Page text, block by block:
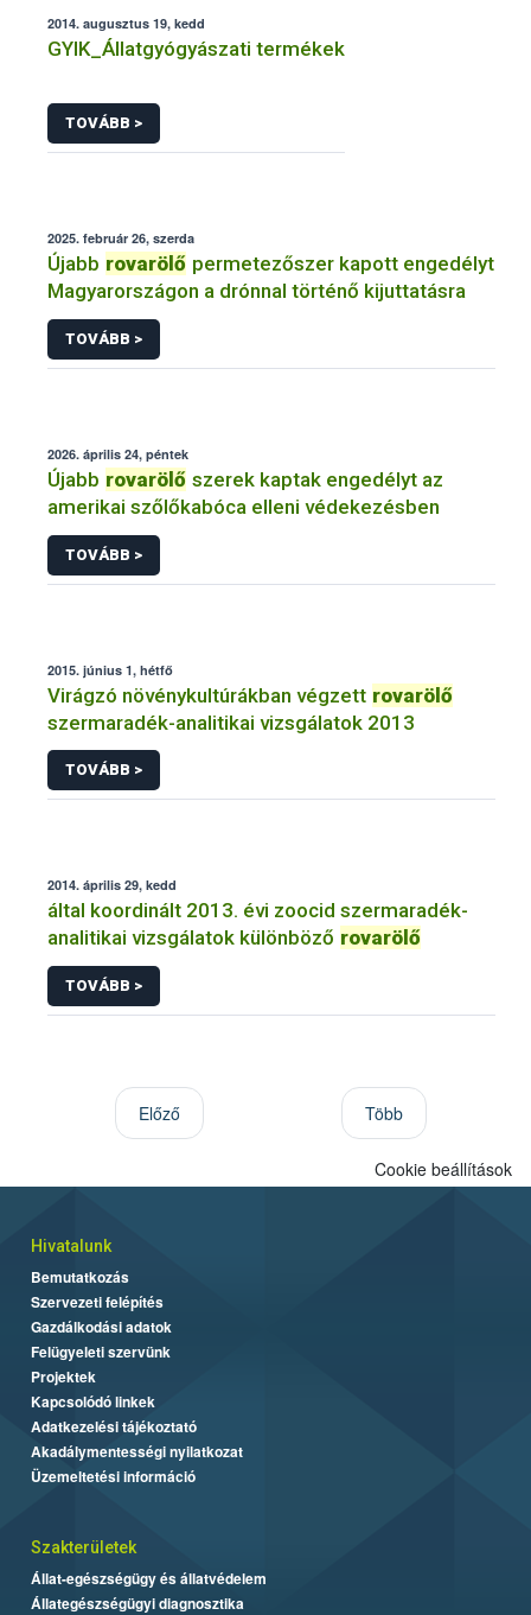
2014. augusztus 19, kedd
GYIK_Állatgyógyászati termékek
TOVÁBB >
2025. február 26, szerda
Újabb rovarölő permetezőszer kapott engedélyt
Magyarországon a drónnal történő kijuttatásra
TOVÁBB >
2026. április 24, péntek
Újabb rovarölő szerek kaptak engedélyt az
amerikai szőlőkabóca elleni védekezésben
TOVÁBB >
2015. június 1, hétfő
Virágzó növénykultúrákban végzett rovarölő
szermaradék-analitikai vizsgálatok 2013
TOVÁBB >
2014. április 29, kedd
által koordinált 2013. évi zoocid szermaradék-
analitikai vizsgálatok különböző rovarölő
TOVÁBB >
Előző Több
Cookie beállítások
Hivatalunk
Bemutatkozás
Szervezeti felépítés
Gazdálkodási adatok
Felügyeleti szervünk
Projektek
Kapcsolódó linkek
Adatkezelési tájékoztató
Akadálymentességi nyilatkozat
Üzemeltetési információ
Szakterületek
Állat-egészségügy és állatvédelem
Állategészségügyi diagnosztika